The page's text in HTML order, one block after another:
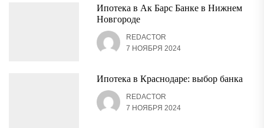
Ипотека в Ак Барс Банке в Нижнем
Новгороде
REDACTOR
7 НОЯБРЯ 2024
Ипотека в Краснодаре: выбор банка
REDACTOR
7 НОЯБРЯ 2024